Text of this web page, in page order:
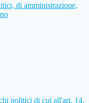
di amministrazione,
politici di cui all'art. 14,